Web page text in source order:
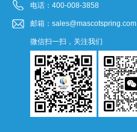
电话：400-008-3858
邮箱：sales@mascotspring.com
微信扫一扫，关注我们